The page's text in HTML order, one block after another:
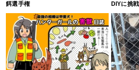
餌選手権
DIYに挑戦